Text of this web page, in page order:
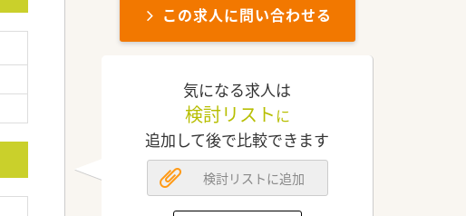
この求人に問い合わせる
気になる求人は
検討リスト に
追加して後で比較できます
検討リストに追加